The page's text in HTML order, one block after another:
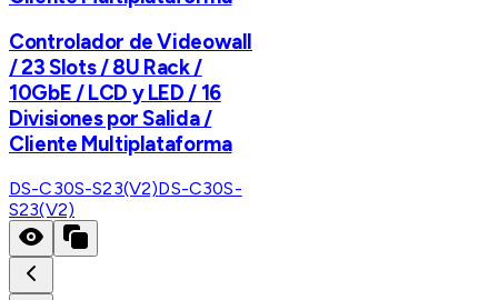
Controlador de Videowall
/ 23 Slots / 8U Rack /
10GbE / LCD y LED / 16
Divisiones por Salida /
Cliente Multiplataforma
DS-C30S-S23(V2)DS-C30S-
S23(V2)